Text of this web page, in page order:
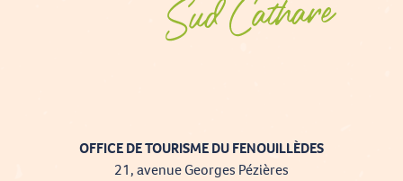
OFFICE DE TOURISME DU FENOUILLÈDES
21, avenue Georges Pézières